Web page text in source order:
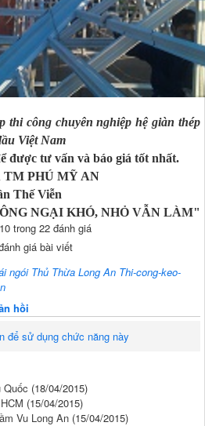
thi công chuyên nghiệp hệ giàn thép
Việt Nam
được tư vấn và báo giá tốt nhất.
TM PHÚ MỸ AN
Thế Viễn
NGẠI KHÓ, NHỎ VẪN LÀM"
trong 22 đánh giá
giá bài viết
ngói Thủ Thừa Long An Thi-cong-keo-
hồi
để sử dụng chức năng này
Quốc (18/04/2015)
(15/04/2015)
Vu Long An (15/04/2015)